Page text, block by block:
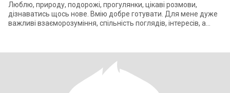
Люблю, природу, подорожі, прогулянки, цікаві розмови,
дізнаватись щось нове. Вмію добре готувати. Для мене дуже
важливі взаєморозуміння, спільність поглядів, інтересів, а